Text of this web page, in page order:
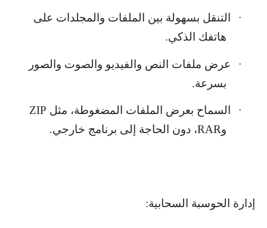
·
التنقل بسهولة بين الملفات والمجلدات على
هاتفك الذكي.
·
عرض ملفات النص والفيديو والصوت والصور
بسرعة.
· السماح بعرض الملفات المضغوطة، مثل ZIP
وRAR، دون الحاجة إلى برنامج خارجي.
إدارة الحوسبة السحابية: